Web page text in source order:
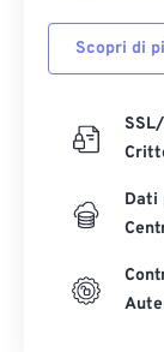
Scopri di
Dati